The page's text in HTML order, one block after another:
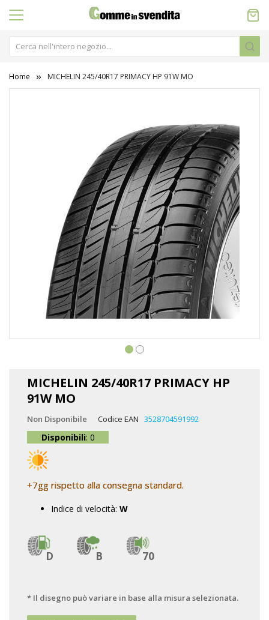
Home MICHELIN 245/40R17 PRIMACY HP 91W MO
MICHELIN 245/40R17 PRIMACY HP
91W MO
Non Disponibile Codice EAN 3528704591992
Disponibili: 0
+7gg rispetto alla consegna standard.
Indice di velocità: W
D B 70
* Il disegno può variare in base alla misura selezionata.
galleria
immagini